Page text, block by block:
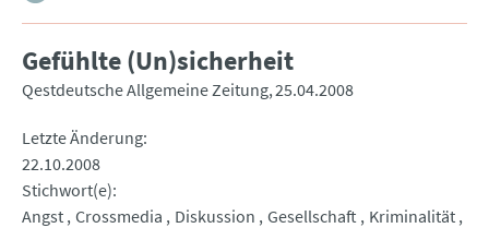
Gefühlte (Un)sicherheit
Qestdeutsche Allgemeine Zeitung 25.04.2008
Letzte Änderung
22.10.2008
Stichwort(e)
Angst Crossmedia Diskussion Gesellschaft Kriminalität